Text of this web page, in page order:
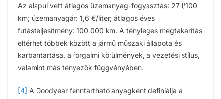
Az alapul vett átlagos üzemanyag-fogyasztás: 27 l/100
km; üzemanyagár: 1,6 €/liter; átlagos éves
futásteljesítmény: 100 000 km. A tényleges megtakarítás
eltérhet többek között a jármű műszaki állapota és
karbantartása, a forgalmi körülmények, a vezetési stílus,
valamint más tényezők függvényében.
[4] A Goodyear fenntartható anyagként definiálja a